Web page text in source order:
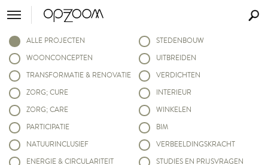
ALLE PROJECTEN
WOONCONCEPTEN
TRANSFORMATIE & RENOVATIE
ZORG; CURE
ZORG; CARE
PARTICIPATIE
NATUURINCLUSIEF
ENERGIE & CIRCULARITEIT
STEDENBOUW
UITBREIDEN
VERDICHTEN
INTERIEUR
WINKELEN
BIM
VERBEELDINGSKRACHT
STUDIES EN PRIJSVRAGEN